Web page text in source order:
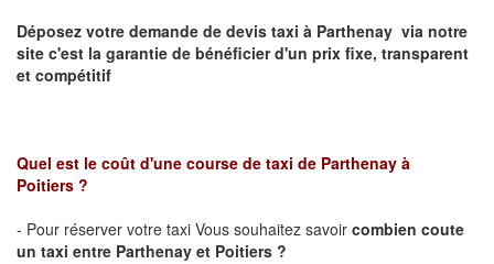
Déposez votre demande de devis taxi à Parthenay via notre
site c'est la garantie de bénéficier d'un prix fixe, transparent
et compétitif
Quel est le coût d'une course de taxi de Parthenay à
Poitiers ?
- Pour réserver votre taxi Vous souhaitez savoir combien coute
un taxi entre Parthenay et Poitiers ?